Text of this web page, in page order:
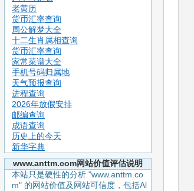
老黄历
货币汇率查询
周公解梦大全
十二生肖属相查询
货币汇率查询
家常菜谱大全
手机号码归属地
天气预报查询
进程查询
2026年放假安排
邮编查询
成语查询
历史上的今天
新华字典
www.anttm.com网站价值评估说明
本站只是硬性的分析 "www.anttm.co
m" 的网站价值及网站可信度，包括Al